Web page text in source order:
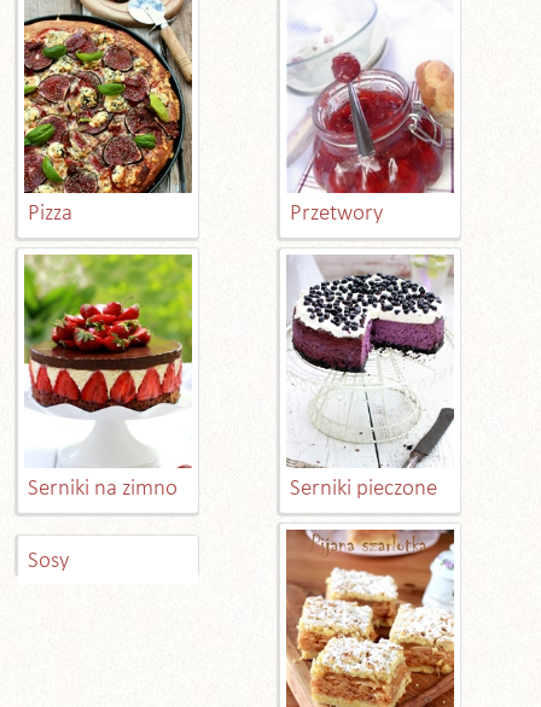
Pizza Przetwory
Serniki na zimno Serniki pieczone
Sosy